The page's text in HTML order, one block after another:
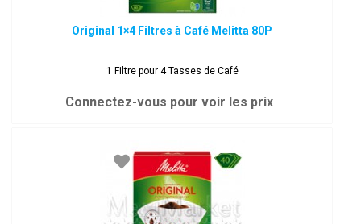
Original 1×4 Filtres à Café Melitta 80P
1 Filtre pour 4 Tasses de Café
Connectez-vous pour voir les prix